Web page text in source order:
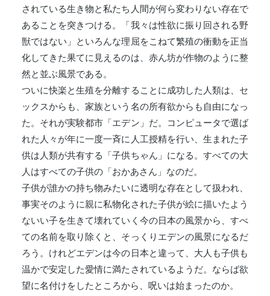
されている生き物と私たち人間が何ら変わりない存在で
あることを突きつける。「我々は性欲に振り回される野
獣ではない」といろんな理屈をこねて繁殖の衝動を正当
化してきた果てに見えるのは、赤ん坊が作物のように整
然と並ぶ風景である。
ついに快楽と生殖を分離することに成功した人類は、セ
ックスからも、家族という名の所有欲からも自由になっ
た。それが実験都市「エデン」だ。コンピュータで選ば
れた人々が年に一度一斉に人工授精を行い、生まれた子
供は人類が共有する「子供ちゃん」になる。すべての大
人はすべての子供の「おかあさん」なのだ。
子供が誰かの持ち物みたいに透明な存在として扱われ、
事実そのように親に私物化された子供が絵に描いたよう
ないい子を生きて壊れていく今の日本の風景から、すべ
ての名前を取り除くと、そっくりエデンの風景になるだ
ろう。けれどエデンは今の日本と違って、大人も子供も
温かで安定した愛情に満たされているようだ。ならば欲
望に名付けをしたところから、呪いは始まったのか。